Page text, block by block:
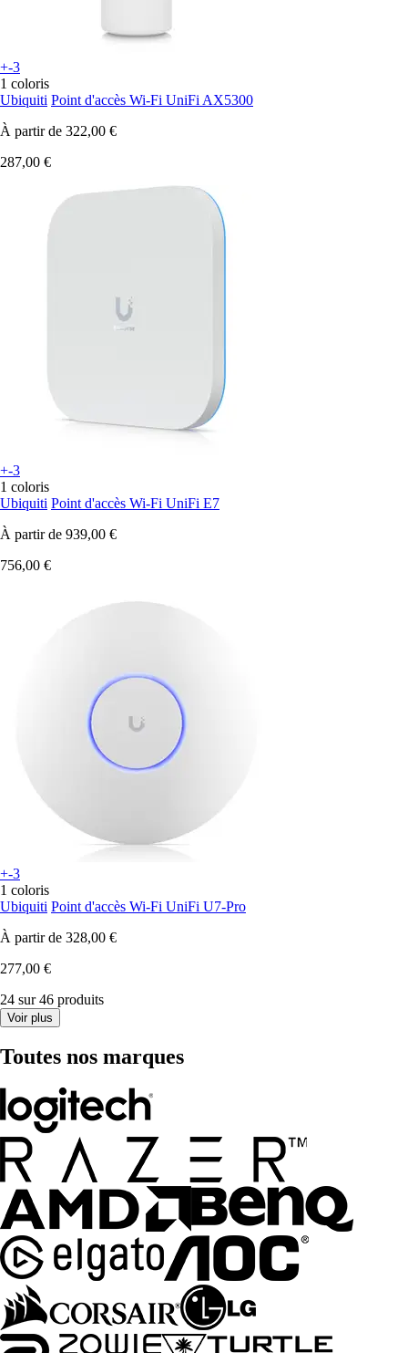
+-3
1 coloris
Ubiquiti Point d'accès Wi-Fi UniFi AX5300
À partir de 322,00 €
287,00 €
+-3
1 coloris
Ubiquiti Point d'accès Wi-Fi UniFi E7
À partir de 939,00 €
756,00 €
+-3
1 coloris
Ubiquiti Point d'accès Wi-Fi UniFi U7-Pro
À partir de 328,00 €
277,00 €
24 sur 46 produits
Voir plus
Toutes nos marques